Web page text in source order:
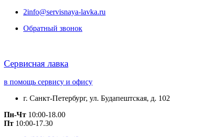
2info@servisnaya-lavka.ru
Обратный звонок
Сервисная лавка
в помощь сервису и офису
г. Санкт-Петербург, ул. Будапештская, д. 102
Пн-Чт 10:00-18.00
Пт 10:00-17.30